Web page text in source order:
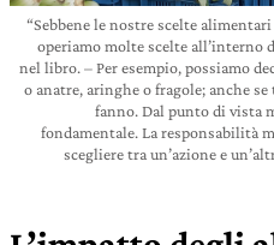
“Sebbene le nostre scelte
operiamo molte scelte all’interno
nel libro. – Per esempio, possiamo
o anatre, aringhe o fragole; anche
fanno. Dal punto di vista
fondamentale. La responsabilità
scegliere tra un’azione e